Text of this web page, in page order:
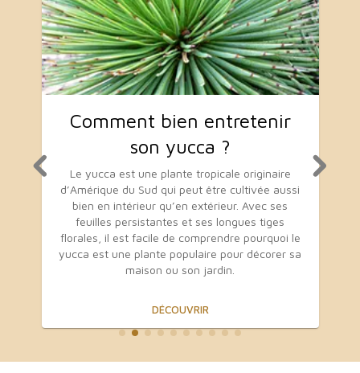
bien entretenir
son yucca ?
yucca est une plante tropicale originaire
du Sud qui peut être cultivée aussi
en intérieur qu’en extérieur. Avec ses
persistantes et ses longues tiges
il est facile de comprendre pourquoi le
est une plante populaire pour décorer sa
maison ou son jardin.